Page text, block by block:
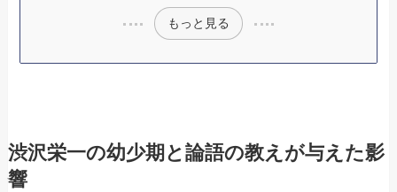
もっと見る
渋沢栄一の幼少期と論語の教えが与えた影
響